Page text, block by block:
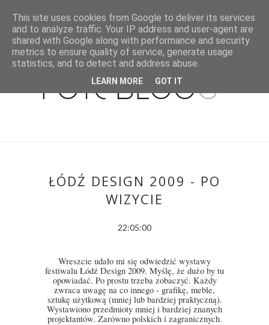
ŁÓDŹ DESIGN 2009 - PO
WIZYCIE
22:05:00
Wreszcie udało mi się odwiedzić wystawy
festiwalu Łódź Design 2009. Myślę, że dużo by tu
opowiadać. Po prostu trzeba zobaczyć. Każdy
zwraca uwagę na co innego - grafikę, meble,
sztukę użytkową (mniej lub bardziej praktyczną).
Wystawiono przedmioty mniej i bardziej znanych
projektantów. Zarówno polskich i zagranicznych.
This site uses cookies from Google to deliver its services
and to analyze traffic. Your IP address and user-agent are
shared with Google along with performance and security
metrics to ensure quality of service, generate usage
statistics, and to detect and address abuse.
LEARN MORE GOT IT